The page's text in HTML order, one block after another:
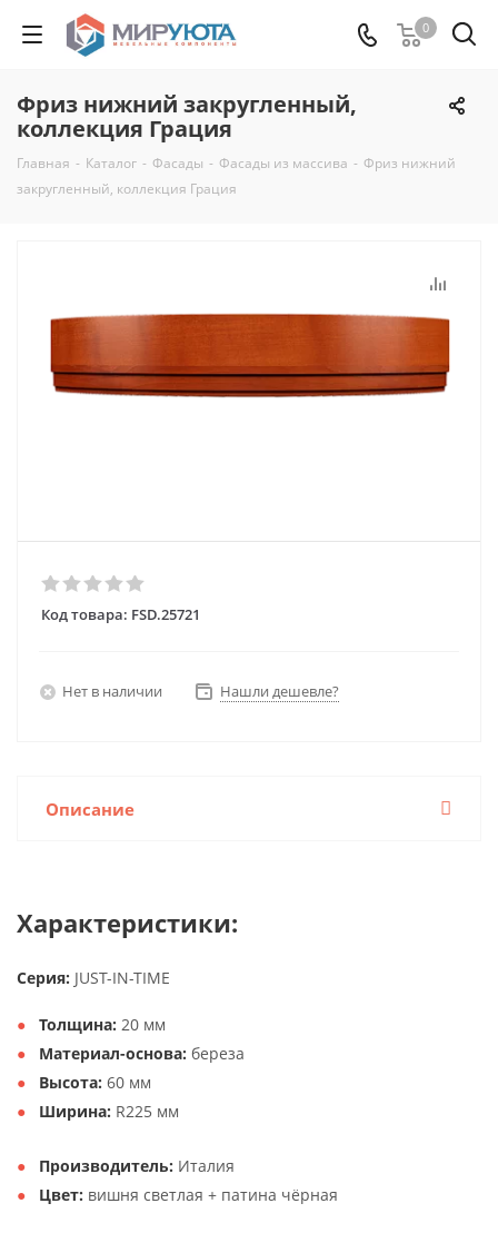
0
Фриз нижний закругленный,
коллекция Грация
Главная - Каталог - Фасады - Фасады из массива - Фриз нижний
закругленный, коллекция Грация
Код товара: FSD.25721
Нет в наличии Нашли дешевле?
Описание
Характеристики:
Серия: JUST-IN-TIME
Толщина: 20 мм
Материал-основа: береза
Высота: 60 мм
Ширина: R225 мм
Производитель: Италия
Цвет: вишня светлая + патина чёрная